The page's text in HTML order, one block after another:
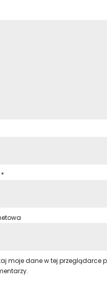
*
moje dane w tej przeglądarce